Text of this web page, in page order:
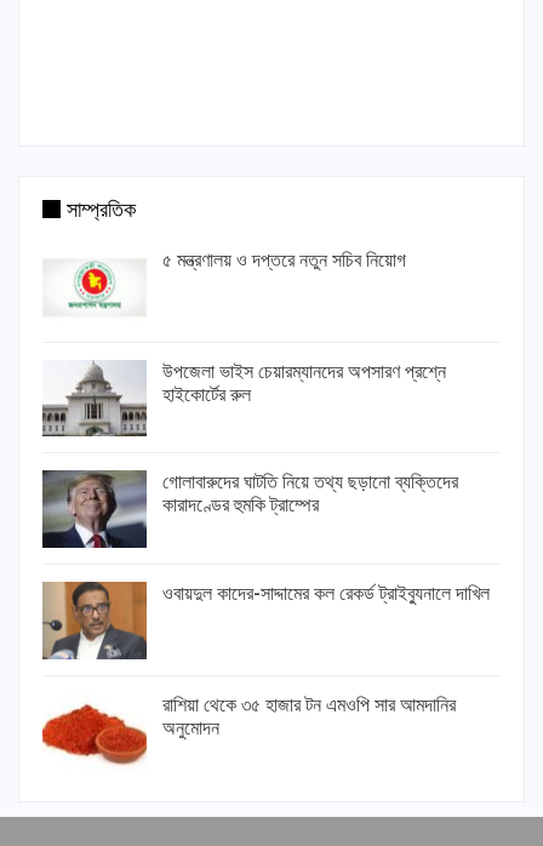
সাম্প্রতিক
৫ মন্ত্রণালয় ও দপ্তরে নতুন সচিব নিয়োগ
উপজেলা ভাইস চেয়ারম্যানদের অপসারণ প্রশ্নে
হাইকোর্টের রুল
গোলাবারুদের ঘাটতি নিয়ে তথ্য ছড়ানো ব্যক্তিদের
কারাদণ্ডের হুমকি ট্রাম্পের
ওবায়দুল কাদের-সাদ্দামের কল রেকর্ড ট্রাইব্যুনালে দাখিল
রাশিয়া থেকে ৩৫ হাজার টন এমওপি সার আমদানির
অনুমোদন